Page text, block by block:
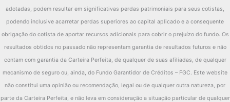
adotadas, podem resultar em significativas perdas patrimoniais para seus cotistas,
podendo inclusive acarretar perdas superiores ao capital aplicado e a consequente
obrigação do cotista de aportar recursos adicionais para cobrir o prejuízo do fundo. Os
resultados obtidos no passado não representam garantia de resultados futuros e não
contam com garantia da Carteira Perfeita, de qualquer de suas afiliadas, de qualquer
mecanismo de seguro ou, ainda, do Fundo Garantidor de Créditos – FGC. Este website
não constitui uma opinião ou recomendação, legal ou de qualquer outra natureza, por
parte da Carteira Perfeita, e não leva em consideração a situação particular de qualquer